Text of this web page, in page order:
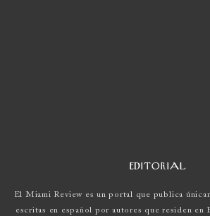
EDITORIAL
El Miami Review es un portal que publica
escritas en español por autores que residen en